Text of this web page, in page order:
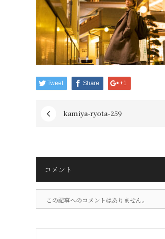
Tweet Share +1
kamiya-ryota-259
コメント
この記事へのコメントはありません。